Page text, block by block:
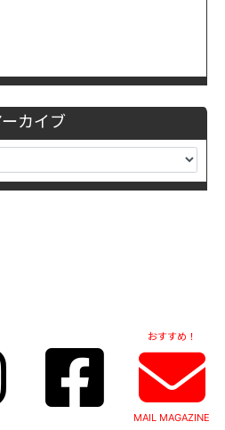
ーカイブ
おすすめ！
MAIL MAGAZINE